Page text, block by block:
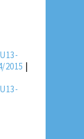
U13-
2015 |
U13-